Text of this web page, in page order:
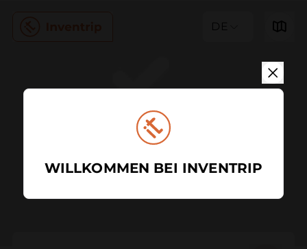
DE
WILLKOMMEN BEI INVENTRIP